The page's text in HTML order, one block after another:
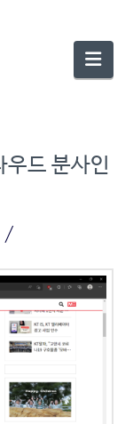
드 분사인